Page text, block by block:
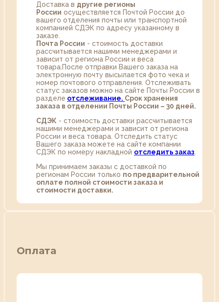
Доставка в другие регионы
России осуществляется Почтой России до
вашего отделения почты или транспортной
компанией СДЭК по адресу указанному в
заказе.
Почта России - стоимость доставки
рассчитывается нашими менеджерами и
зависит от региона России и веса
товара.После отправки Вашего заказа на
электронную почту высылается фото чека и
номер почтового отправления. Отслеживать
статус заказов можно на сайте Почты России в
разделе oтслеживание. Срок хранения
заказа в отделении Почты России – 30 дней.
СДЭК - стоимость доставки рассчитывается
нашими менеджерами и зависит от региона
России и веса товара. Отследить статус
Вашего заказа можете на сайте компании
СДЭК по номеру накладной отследить заказ
Мы принимаем заказы с доставкой по
регионам России только по предварительной
оплате полной стоимости заказа и
стоимости доставки.
Оплата